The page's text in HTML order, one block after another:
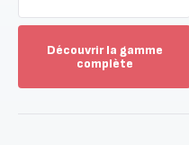
Découvrir la gamme
complète